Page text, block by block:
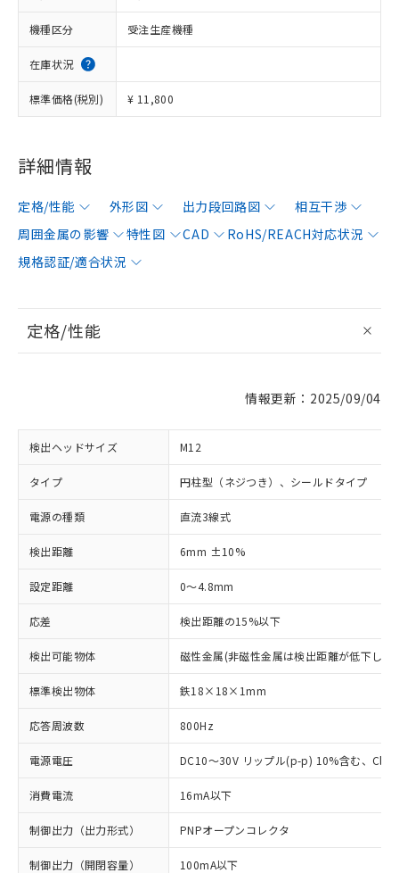
機種区分 受注生産機種
在庫状況
標準価格(税別) ¥ 11,800
詳細情報
定格/性能 外形図 出力段回路図
相互干渉
周囲金属の影響
特性図 CAD
RoHS/REACH対応状況
規格認証/適合状況
定格/性能
情報更新：2025/09/04
検出ヘッドサイズ M12
タイプ 円柱型（ネジつき）、シールドタイプ
電源の種類 直流3線式
検出距離 6mm ±10%
設定距離 0～4.8mm
応差 検出距離の15%以下
検出可能物体 磁性金属(非磁性金属は検出距離が低下しま
標準検出物体 鉄18×18×1mm
応答周波数 800Hz
電源電圧 DC10～30V リップル(p-p) 10%含む、
消費電流 16mA以下
制御出力（出力形式） PNPオープンコレクタ
制御出力（開閉容量） 100mA以下